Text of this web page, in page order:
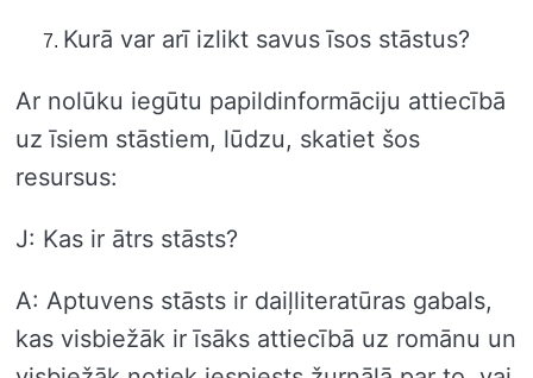
Kurā var arī izlikt savus īsos stāstus?
Ar nolūku iegūtu papildinformāciju attiecībā
uz īsiem stāstiem, lūdzu, skatiet šos
resursus:
J: Kas ir ātrs stāsts?
A: Aptuvens stāsts ir daiļliteratūras gabals,
kas visbiežāk ir īsāks attiecībā uz romānu un